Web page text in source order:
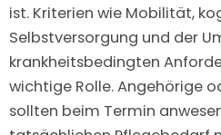
ist. Kriterien wie Mobilität,
Selbstversorgung und der
krankheitsbedingten
wichtige Rolle. Angehörige
sollten beim Termin